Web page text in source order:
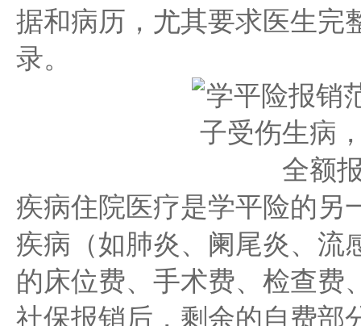
据和病历，尤其要求医生完
录。
疾病住院医疗是学平险的另
疾病（如肺炎、阑尾炎、流
的床位费、手术费、检查费
社保报销后，剩余的自费部